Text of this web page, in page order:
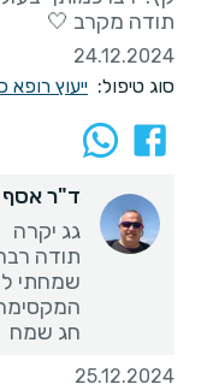
תודה מקרב 🤍
24.12.2024
סוג טיפול: ייעוץ רופא
ד"ר אסף
שמחתי
חג שמח
25.12.2024